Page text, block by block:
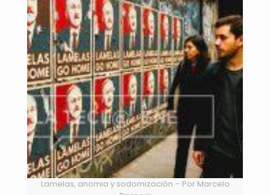
Lamelas, anomia y sodomización – Por Marcelo